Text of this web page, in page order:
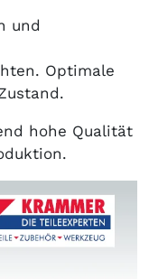
und
Optimale
hohe Qualität